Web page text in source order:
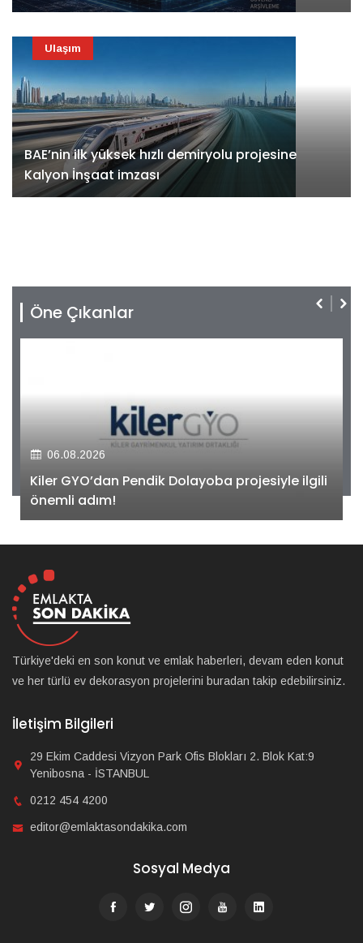
BAE’nin ilk yüksek hızlı demiryolu projesine
Kalyon İnşaat imzası
Ulaşım
Öne Çıkanlar
06.08.2026
Kiler GYO’dan Pendik Dolayoba projesiyle ilgili
önemli adım!
Türkiye'deki en son konut ve emlak haberleri, devam eden konut
ve her türlü ev dekorasyon projelerini buradan takip edebilirsiniz.
İletişim Bilgileri
29 Ekim Caddesi Vizyon Park Ofis Blokları 2. Blok Kat:9
Yenibosna - İSTANBUL
0212 454 4200
editor@emlaktasondakika.com
Sosyal Medya